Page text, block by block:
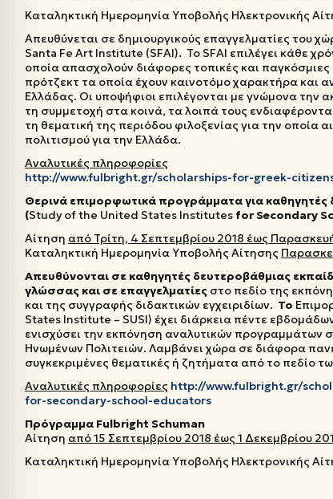
Καταληκτική Ημερομηνία Υποβολής Ηλεκτρονικής
Απευθύνεται σε δημιουργικούς επαγγελματίες του
Santa Fe Art Institute (SFAI). Το SFAI επιλέγει κάθε
οποία απασχολούν διάφορες τοπικές και
πρότζεκτ τα οποία έχουν καινοτόμο χαρακτήρα και
Ελλάδας. Οι υποψήφιοι επιλέγονται με γνώμονα την
τη συμμετοχή στα κοινά, τα λοιπά τους
τη θεματική της περιόδου φιλοξενίας για την οποία
πολιτισμού για την Ελλάδα.
Αναλυτικές πληροφορίες
http://www.fulbright.gr/scholarships-for-greek-
Θερινά επιμορφωτικά προγράμματα για καθηγητές
(Study of the United States Institutes for Secondary
Αίτηση από Τρίτη, 4 Σεπτεμβρίου 2018 έως
Καταληκτική Ημερομηνία Υποβολής Αίτησης
Απευθύνονται σε καθηγητές δευτεροβάθμιας
γλώσσας και σε επαγγελματίες στο πεδίο της
και της συγγραφής διδακτικών εγχειριδίων. Το
States Institute – SUSI) έχει διάρκεια πέντε
ενισχύσει την εκπόνηση αναλυτικών προγραμμάτων
Ηνωμένων Πολιτειών. Λαμβάνει χώρα σε διάφορα
συγκεκριμένες θεματικές ή ζητήματα από το πεδίο
Αναλυτικές πληροφορίες http://www.fulbright.gr/
for-secondary-school-educators
Πρόγραμμα Fulbright Schuman
Αίτηση από 15 Σεπτεμβρίου 2018 έως 1 Δεκεμβρίου
Καταληκτική Ημερομηνία Υποβολής Ηλεκτρονικής